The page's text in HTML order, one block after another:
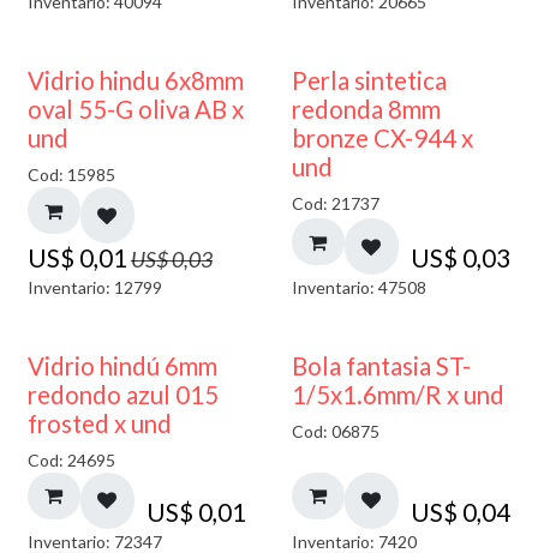
50% DESCUENTO
Vidrio hindu 6x8mm
oval 55-G oliva AB x
und
Cod: 15985
US$ 0,01 US$0,03
Inventario: 12799
Perla sintetica
redonda 8mm
bronze CX-944 x
und
Cod: 21737
US$ 0,03
Inventario: 47508
40% DESCUENTO
Vidrio hindú 6mm
redondo azul 015
frosted x und
Cod: 24695
US$ 0,01
Inventario: 72347
Bola fantasia ST-
1/5x1.6mm/R x und
Cod: 06875
US$ 0,04
Inventario: 7420